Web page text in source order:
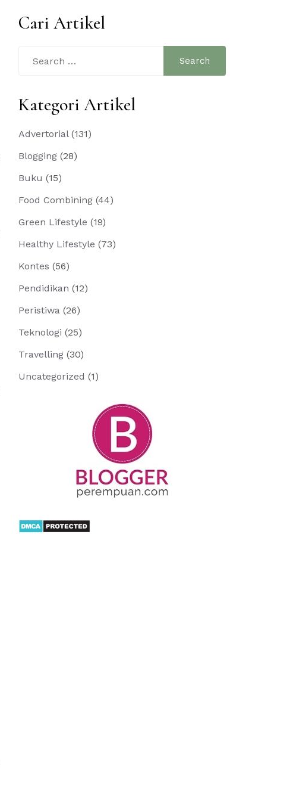
Cari Artikel
for:
Kategori Artikel
Advertorial(131)
Blogging (28)
Buku (15)
Food Combining (44)
Green Lifestyle (19)
Healthy Lifestyle (73)
Kontes (56)
Pendidikan (12)
Peristiwa (26)
Teknologi (25)
Travelling (30)
Uncategorized (1)